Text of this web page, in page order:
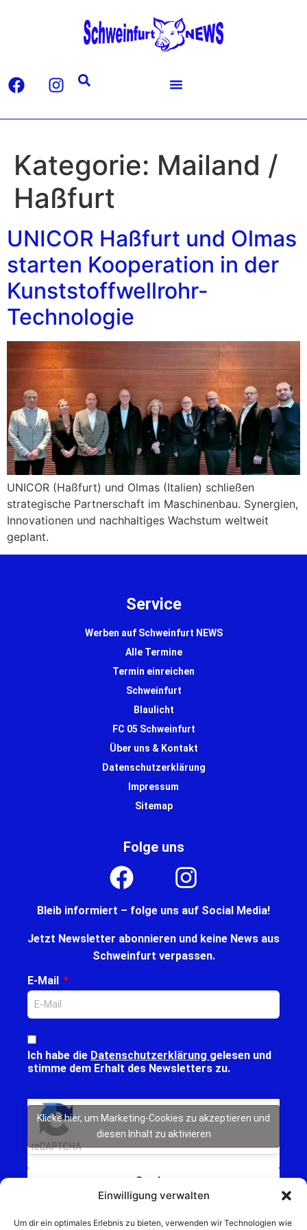
Einwilligung verwalten
Um dir ein optimales Erlebnis zu bieten, verwenden wir Technologien wie
Kategorie: Mailand /
Haßfurt
UNICOR Haßfurt und Olmas
starten Kooperation in der
Kunststoffwellrohr-
Technologie
UNICOR (Haßfurt) und Olmas (Italien) schließen
strategische Partnerschaft im Maschinenbau. Synergien,
Innovationen und nachhaltiges Wachstum weltweit
geplant.
Service
Werben auf Schweinfurt NEWS
Alle Termine
Termin einreichen
Schweinfurt
Blaulicht
FC 05 Schweinfurt
Über uns & Kontakt
Datenschutzerklärung
Impressum
Sitemap
Folge uns
Bleib informiert – folge uns auf Social Media!
Jetzt Newsletter abonnieren und keine News aus
Schweinfurt verpassen.
E-Mail
Ich habe die Datenschutzerklärung gelesen und
stimme dem Erhalt des Newsletters zu.
Klicke hier, um Marketing-Cookies zu akzeptieren und
diesen Inhalt zu aktivieren
Senden